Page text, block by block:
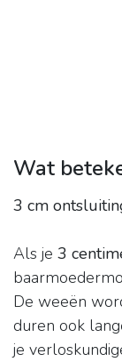
Wat
3 cm
Als je 3
De weeën
duren ook
je